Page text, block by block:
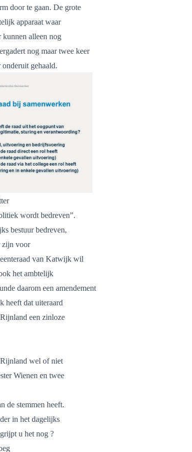
door te gaan. De grote
apparaat waar
kunnen alleen nog
nog maar twee keer
gehaald.
wordt bedreven”.
bestuur bedreven,
zijn voor
van Katwijk wil
het ambtelijk
daarom een amendement
heeft dat uiteraard
een zinloze
wel of niet
Wienen en twee
de stemmen heeft.
in het dagelijks
u het nog ?